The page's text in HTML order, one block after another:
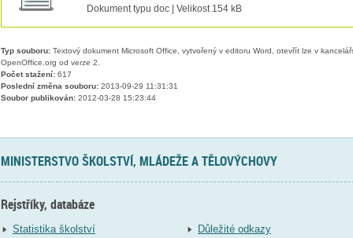
Dokument typu doc | Velikost 154 kB
Typ souboru:Textový dokument Microsoft Office, vytvořený v editoru Word, otevřít lze v
OpenOffice.org od verze 2.
Počet stažení:617
Poslední změna souboru:2013-09-29 11:31:31
Soubor publikován:2012-03-28 15:23:44
MINISTERSTVO ŠKOLSTVÍ, MLÁDEŽE A TĚLOVÝCHOVY
Rejstříky, databáze
Statistika školství
Důležité odkazy